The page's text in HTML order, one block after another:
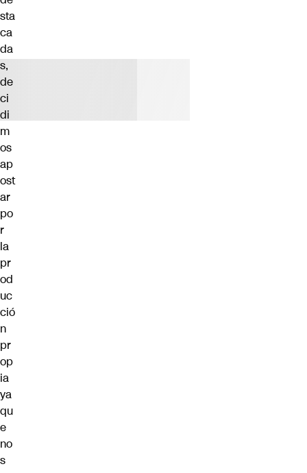
sta
ca
da
s,
de
ci
di
m
os
ap
ost
ar
po
r
la
pr
od
uc
ció
n
pr
op
ia
ya
qu
e
no
s